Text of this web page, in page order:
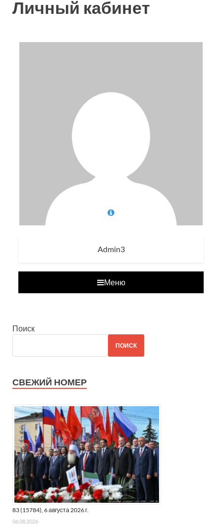
Личный кабинет
Admin3
Меню
Поиск
ПОИСК
СВЕЖИЙ НОМЕР
83 (15784), 6 августа 2026 г.
06.08.2026